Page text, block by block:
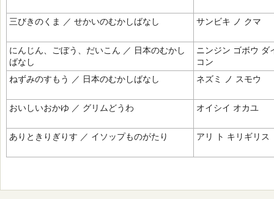
三びきのくま ／ せかいのむかしばなし サンビキ ノ クマ
にんじん、ごぼう、だいこん ／ 日本のむかし
ばなし
ニンジン ゴボウ ダ
コン
ねずみのすもう ／ 日本のむかしばなし
ネズミ ノ スモウ
おいしいおかゆ ／ グリムどうわ オイシイ オカユ
ありときりぎりす ／ イソップものがたり アリ ト キリギリス